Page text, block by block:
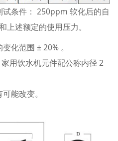
条件： 250ppm 软化后的自
述额定的使用压力。
化范围 ± 20% 。
用饮水机元件配公称内径 2
能改变。